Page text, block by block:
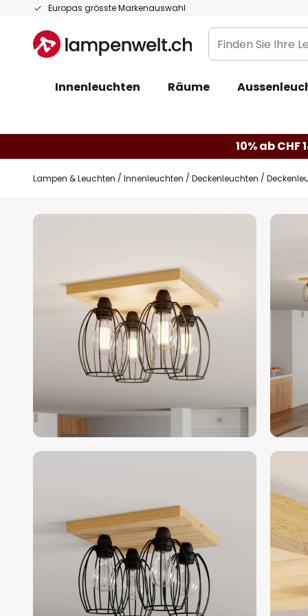
Europas grösste Markenauswahl
Zum
springen
Finden
Sie
Leuchte...
Innenleuchten Räume
10% ab CHF
Lampen & Leuchten Innenleuchten Deckenleuchten
Zum
springen